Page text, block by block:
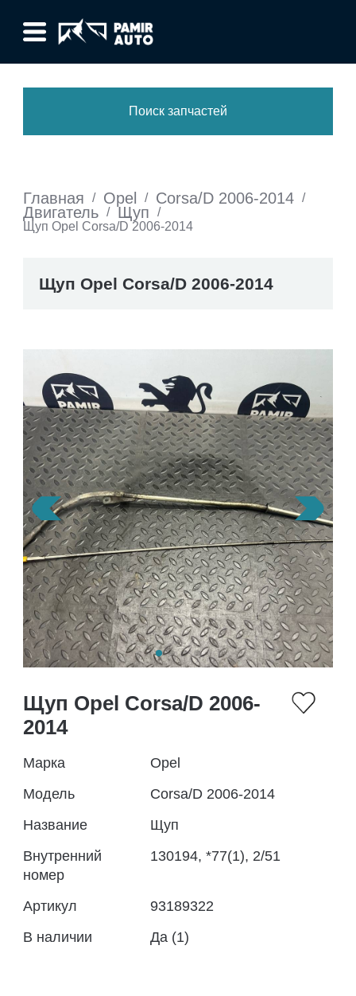
Поиск запчастей
Главная / Opel / Corsa/D 2006-2014 /
Двигатель / Щуп
/
Щуп Opel Corsa/D 2006-2014
Щуп Opel Corsa/D 2006-2014
Щуп Opel Corsa/D 2006-
2014
Марка
Opel
Модель
Corsa/D 2006-2014
Название
Щуп
Внутренний
номер
130194, *77(1), 2/51
Артикул
93189322
В наличии
Да (1)